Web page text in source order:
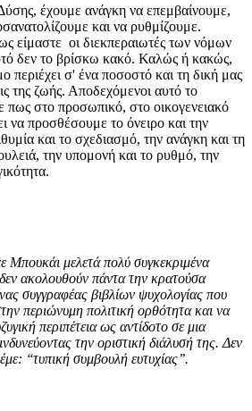
έχουμε ανάγκη να επεμβαίνουμε,
και να ρυθμίζουμε.
είμαστε οι διεκπεραιωτές των νόμων
δεν το βρίσκω κακό. Καλώς ή κακώς,
περιέχει σ' ένα ποσοστό και τη δική μας
της ζωής. Αποδεχόμενοι αυτό το
πως στο προσωπικό, στο οικογενειακό
να προσθέσουμε το όνειρο και την
και το σχεδιασμό, την ανάγκη και τη
την υπομονή και το ρυθμό, την
Μπουκάι μελετά πολύ συγκεκριμένα
δεν ακολουθούν πάντα την κρατούσα
συγγραφέας βιβλίων ψυχολογίας που
περιώνυμη πολιτική ορθότητα και να
περιπέτεια ως αντίδοτο σε μια
την οριστική διάλυσή της. Δεν
‘‘τυπική συμβουλή ευτυχίας’’.